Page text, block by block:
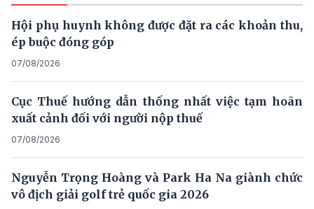
Hội phụ huynh không được đặt ra các khoản thu,
ép buộc đóng góp
07/08/2026
Cục Thuế hướng dẫn thống nhất việc tạm hoãn
xuất cảnh đối với người nộp thuế
07/08/2026
Nguyễn Trọng Hoàng và Park Ha Na giành chức
vô địch giải golf trẻ quốc gia 2026